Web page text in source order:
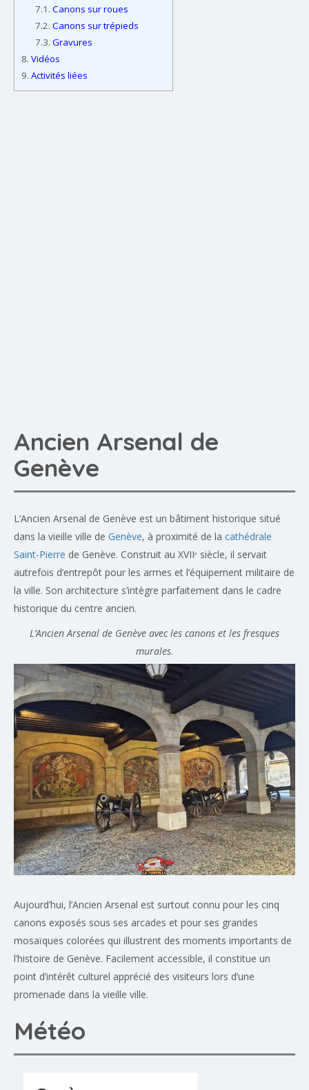
7.1. Canons sur roues
7.2. Canons sur trépieds
7.3. Gravures
8. Vidéos
9. Activités liées
Ancien Arsenal de
Genève
L’Ancien Arsenal de Genève est un bâtiment historique situé
dans la vieille ville de Genève, à proximité de la cathédrale
Saint-Pierre de Genève. Construit au XVIIᵉ siècle, il servait
autrefois d’entrepôt pour les armes et l’équipement militaire de
la ville. Son architecture s’intègre parfaitement dans le cadre
historique du centre ancien.
L’Ancien Arsenal de Genève avec les canons et les fresques
murales.
Aujourd’hui, l’Ancien Arsenal est surtout connu pour les cinq
canons exposés sous ses arcades et pour ses grandes
mosaïques colorées qui illustrent des moments importants de
l’histoire de Genève. Facilement accessible, il constitue un
point d’intérêt culturel apprécié des visiteurs lors d’une
promenade dans la vieille ville.
Météo